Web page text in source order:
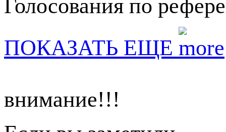
Голосования по
ПОКАЗАТЬ ЕЩЕ
внимание!!!